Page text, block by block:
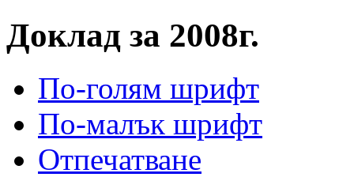
Доклад за 2008г.
По-голям шрифт
По-малък шрифт
Отпечатване